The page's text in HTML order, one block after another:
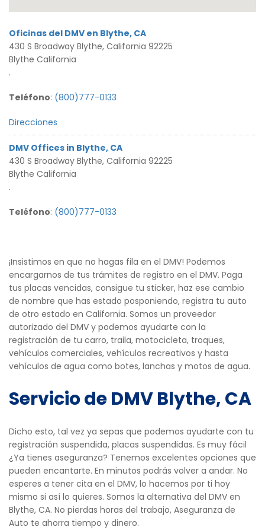
Oficinas del DMV en Blythe, CA
430 S Broadway Blythe, California 92225
Blythe California
.
Teléfono: (800)777-0133
Direcciones
DMV Offices in Blythe, CA
430 S Broadway Blythe, California 92225
Blythe California
.
Teléfono: (800)777-0133
¡Insistimos en que no hagas fila en el DMV! Podemos
encargarnos de tus trámites de registro en el DMV. Paga
tus placas vencidas, consigue tu sticker, haz ese cambio
de nombre que has estado posponiendo, registra tu auto
de otro estado en California. Somos un proveedor
autorizado del DMV y podemos ayudarte con la
registración de tu carro, traila, motocicleta, troques,
vehículos comerciales, vehículos recreativos y hasta
vehículos de agua como botes, lanchas y motos de agua.
Servicio de DMV Blythe, CA
Dicho esto, tal vez ya sepas que podemos ayudarte con tu
registración suspendida, placas suspendidas. Es muy fácil
¿Ya tienes aseguranza? Tenemos excelentes opciones que
pueden encantarte. En minutos podrás volver a andar. No
esperes a tener cita en el DMV, lo hacemos por ti hoy
mismo si así lo quieres. Somos la alternativa del DMV en
Blythe, CA. No pierdas horas del trabajo, Aseguranza de
Auto te ahorra tiempo y dinero.